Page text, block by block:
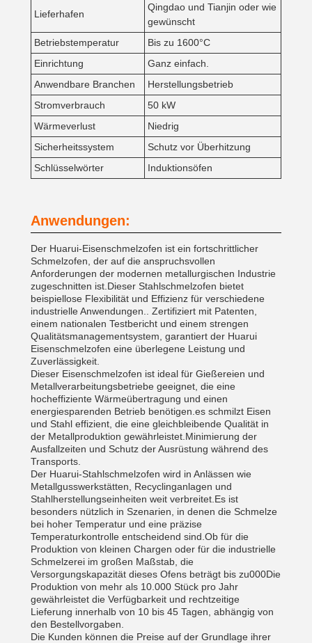
Lieferhafen
Qingdao und Tianjin oder wie
gewünscht
Betriebstemperatur
Bis zu 1600°C
Einrichtung
Ganz einfach.
Anwendbare Branchen
Herstellungsbetrieb
Stromverbrauch
50 kW
Wärmeverlust
Niedrig
Sicherheitssystem
Schutz vor Überhitzung
Schlüsselwörter
Induktionsöfen
Anwendungen:
Der Huarui-Eisenschmelzofen ist ein fortschrittlicher
Schmelzofen, der auf die anspruchsvollen
Anforderungen der modernen metallurgischen Industrie
zugeschnitten ist.Dieser Stahlschmelzofen bietet
beispiellose Flexibilität und Effizienz für verschiedene
industrielle Anwendungen.. Zertifiziert mit Patenten,
einem nationalen Testbericht und einem strengen
Qualitätsmanagementsystem, garantiert der Huarui
Eisenschmelzofen eine überlegene Leistung und
Zuverlässigkeit.
Dieser Eisenschmelzofen ist ideal für Gießereien und
Metallverarbeitungsbetriebe geeignet, die eine
hocheffiziente Wärmeübertragung und einen
energiesparenden Betrieb benötigen.es schmilzt Eisen
und Stahl effizient, die eine gleichbleibende Qualität in
der Metallproduktion gewährleistet.Minimierung der
Ausfallzeiten und Schutz der Ausrüstung während des
Transports.
Der Huarui-Stahlschmelzofen wird in Anlässen wie
Metallgusswerkstätten, Recyclinganlagen und
Stahlherstellungseinheiten weit verbreitet.Es ist
besonders nützlich in Szenarien, in denen die Schmelze
bei hoher Temperatur und eine präzise
Temperaturkontrolle entscheidend sind.Ob für die
Produktion von kleinen Chargen oder für die industrielle
Schmelzerei im großen Maßstab, die
Versorgungskapazität dieses Ofens beträgt bis zu000Die
Produktion von mehr als 10.000 Stück pro Jahr
gewährleistet die Verfügbarkeit und rechtzeitige
Lieferung innerhalb von 10 bis 45 Tagen, abhängig von
den Bestellvorgaben.
Die Kunden können die Preise auf der Grundlage ihrer